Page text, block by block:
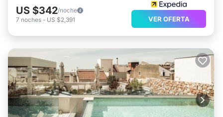
US $342/noche
7 noches - US $2,391 VER OFERTA